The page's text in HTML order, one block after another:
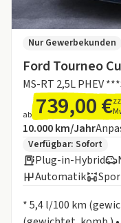
Ford Tourneo
MS-RT 2,5L PHEV
Nur Gewerbekunden
ab 739,00 €
Angebotsdetails:
Inklusive
10.000 km/Jahr
Zusätzliche
Verfügbar: Sofort
Plug-in-Hybrid
Automatik
* 5,4 l/100 km